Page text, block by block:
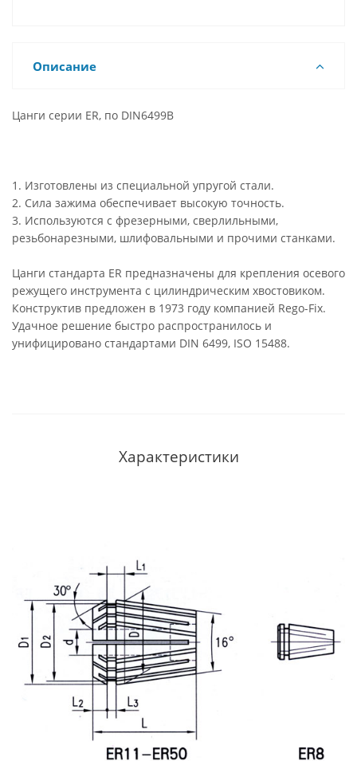
Описание
Цанги серии ER, по DIN6499B
1. Изготовлены из специальной упругой стали.
2. Сила зажима обеспечивает высокую точность.
3. Используются с фрезерными, сверлильными,
резьбонарезными, шлифовальными и прочими станками.
Цанги стандарта ER предназначены для крепления осевого
режущего инструмента с цилиндрическим хвостовиком.
Конструктив предложен в 1973 году компанией Rego-Fix.
Удачное решение быстро распространилось и
унифицировано стандартами DIN 6499, ISO 15488.
Характеристики